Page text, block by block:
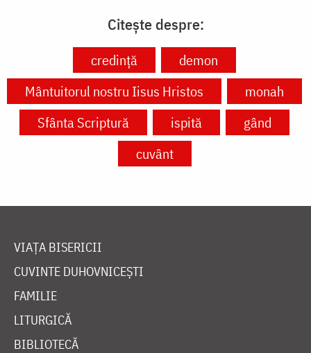
Citește despre:
credință
demon
Mântuitorul nostru Iisus Hristos
monah
Sfânta Scriptură
ispită
gând
cuvânt
VIAȚA BISERICII
CUVINTE DUHOVNICEȘTI
FAMILIE
LITURGICĂ
BIBLIOTECĂ